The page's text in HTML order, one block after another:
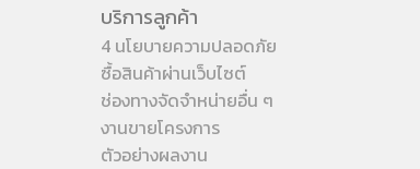
บริการลูกค้า
4 นโยบายความปลอดภัย
ซื้อสินค้าผ่านเว็บไซต์
ช่องทางจัดจำหน่ายอื่น ๆ
งานขายโครงการ
ตัวอย่างผลงาน